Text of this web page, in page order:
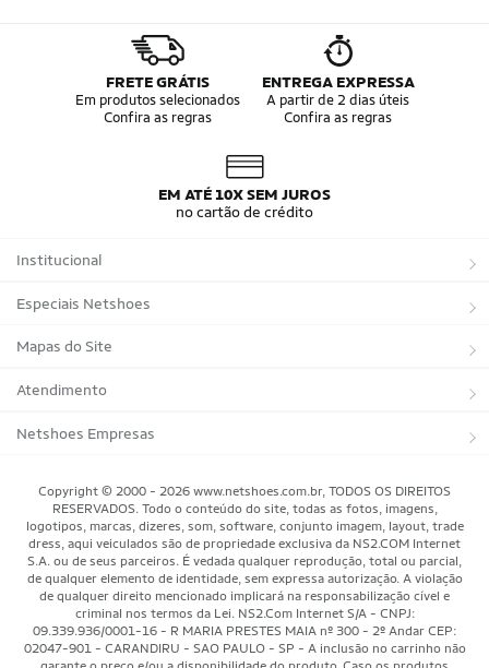
FRETE GRÁTIS
Em produtos selecionados
Confira as regras
ENTREGA EXPRESSA
A partir de 2 dias úteis
Confira as regras
EM ATÉ 10X SEM JUROS
no cartão de crédito
Institucional
Sobre a Netshoes
Política de Privacidade
Programa de Afiliados
Regulamentos
Programa de Integridade
Blog
Black Friday Magalu
Black Friday Netshoes
Especiais Netshoes
Suplementos
Corrida
Bicicletas
Basquete
Motorsport
Saúde Bem-Estar
Mapas do Site
Marcas
Tipos de Produtos
Atendimento
Trocas e devoluções
Minha Conta
Meus Pedidos
Pagamentos
Cancelamentos
Netshoes Empresas
Copyright © 2000 - 2026 www.netshoes.com.br, TODOS OS DIREITOS
RESERVADOS. Todo o conteúdo do site, todas as fotos, imagens,
logotipos, marcas, dizeres, som, software, conjunto imagem, layout, trade
dress, aqui veiculados são de propriedade exclusiva da NS2.COM Internet
S.A. ou de seus parceiros. É vedada qualquer reprodução, total ou parcial,
de qualquer elemento de identidade, sem expressa autorização. A violação
de qualquer direito mencionado implicará na responsabilização cível e
criminal nos termos da Lei. NS2.Com Internet S/A - CNPJ:
09.339.936/0001-16 - R MARIA PRESTES MAIA nº 300 - 2º Andar CEP:
02047-901 - CARANDIRU - SAO PAULO - SP - A inclusão no carrinho não